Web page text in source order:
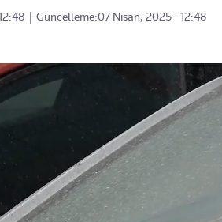
Güncelleme:07 Nisan, 2025 - 12:48